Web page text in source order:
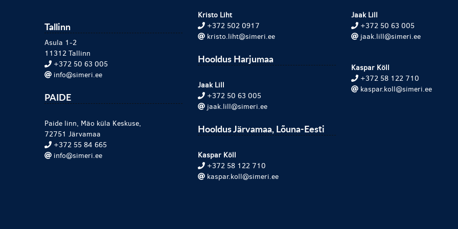
Tallinn
Asula 1-2
11312 Tallinn
+372 50 63 005
info@simeri.ee
PAIDE
Paide linn, Mäo küla Keskuse,
72751 Järvamaa
+372 55 84 665
info@simeri.ee
Kristo Liht
+372 502 0917
kristo.liht@simeri.ee
Hooldus Harjumaa
Jaak Lill
+372 50 63 005
jaak.lill@simeri.ee
Hooldus Järvamaa, Lõuna-Eesti
Kaspar Köll
+372 58 122 710
kaspar.koll@simeri.ee
Jaak Lill
+372 50 63 005
jaak.lill@simeri.ee
Kaspar Köll
+372 58 122 710
kaspar.koll@simeri.ee